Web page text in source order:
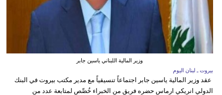
وزير المالية اللبناني ياسين جابر
بيروت ـ لبنان اليوم
عقد وزير المالية ياسين جابر اجتماعاً تنسيقياً مع مدير مكتب بيروت في البنك
الدولي انريكي ارماس حضره فريق من الخبراء خُصِّص لمتابعة عدد من